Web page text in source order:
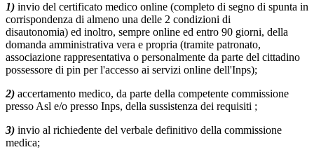
1) invio del certificato medico online (completo di segno di spunta in
corrispondenza di almeno una delle 2 condizioni di
disautonomia) ed inoltro, sempre online ed entro 90 giorni, della
domanda amministrativa vera e propria (tramite patronato,
associazione rappresentativa o personalmente da parte del cittadino
possessore di pin per l'accesso ai servizi online dell'Inps);
2) accertamento medico, da parte della competente commissione
presso Asl e/o presso Inps, della sussistenza dei requisiti ;
3) invio al richiedente del verbale definitivo della commissione
medica;